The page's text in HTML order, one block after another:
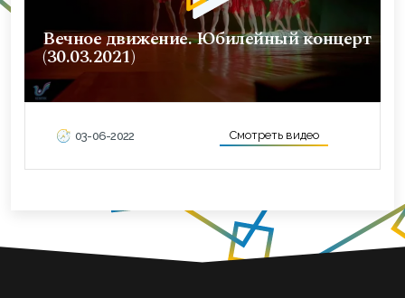
Вечное движение. Юбилейный концерт
(30.03.2021)
03-06-2022 Смотреть видео